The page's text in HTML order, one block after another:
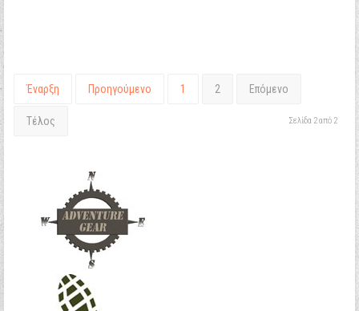
Έναρξη Προηγούμενο 1 2 Επόμενο
Τέλος Σελίδα 2 από 2